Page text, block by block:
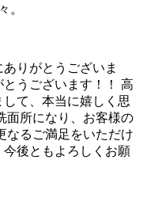
。
りがとうございま
うございます！！ 高
て、本当に嬉しく思
面所になり、お客様の
なるご満足をいただけ
後ともよろしくお願